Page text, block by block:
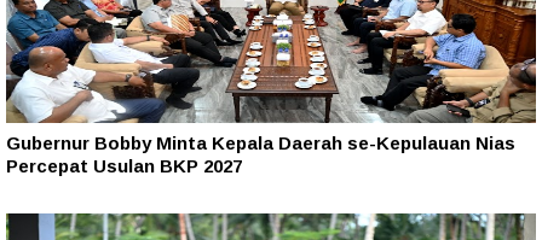
Gubernur Bobby Minta Kepala Daerah se-Kepulauan Nias
Percepat Usulan BKP 2027